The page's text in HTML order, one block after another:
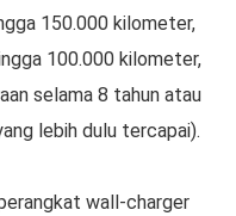
150.000 kilometer,
100.000 kilometer,
selama 8 tahun atau
lebih dulu tercapai).
wall-charger